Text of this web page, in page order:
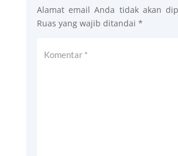
Alamat email Anda tidak akan
Ruas yang wajib ditandai *